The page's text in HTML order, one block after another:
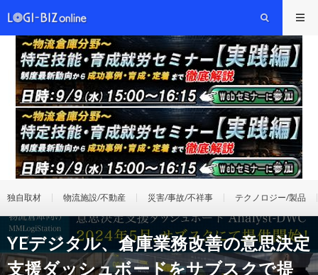
独自取材 物流施設/不動産 災害/事故/不祥事 テクノロジー/製品
YEデジタル、倉庫業務改善の意思決定
支援ダッシュボードをサブスクで提